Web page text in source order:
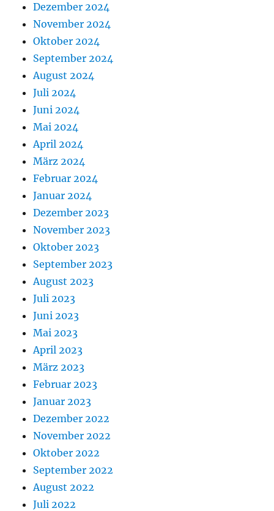
Dezember 2024
November 2024
Oktober 2024
September 2024
August 2024
Juli 2024
Juni 2024
Mai 2024
April 2024
März 2024
Februar 2024
Januar 2024
Dezember 2023
November 2023
Oktober 2023
September 2023
August 2023
Juli 2023
Juni 2023
Mai 2023
April 2023
März 2023
Februar 2023
Januar 2023
Dezember 2022
November 2022
Oktober 2022
September 2022
August 2022
Juli 2022